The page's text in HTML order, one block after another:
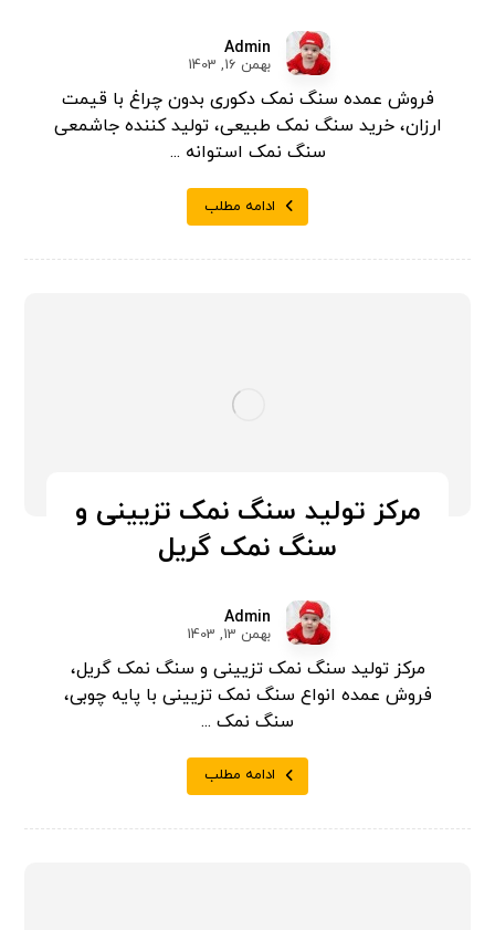
Admin
بهمن 16, 1403
فروش عمده سنگ نمک دکوری بدون چراغ با قیمت
ارزان، خرید سنگ نمک طبیعی، تولید کننده جاشمعی
سنگ نمک استوانه ...
ادامه مطلب
مرکز تولید سنگ نمک تزیینی و
سنگ نمک گریل
Admin
بهمن 13, 1403
مرکز تولید سنگ نمک تزیینی و سنگ نمک گریل،
فروش عمده انواع سنگ نمک تزیینی با پایه چوبی،
سنگ نمک ...
ادامه مطلب